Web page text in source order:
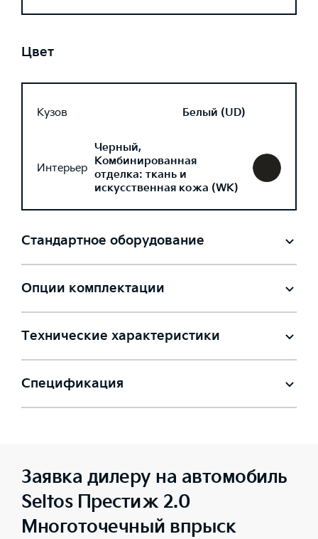
Цвет
Кузов Белый (UD)
Интерьер
Черный,
Комбинированная
отделка: ткань и
искусственная кожа (WK)
Стандартное оборудование
Опции комплектации
Технические характеристики
Спецификация
Заявка дилеру на автомобиль
Seltos Престиж 2.0
Многоточечный впрыск